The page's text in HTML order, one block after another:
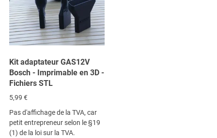
Kit adaptateur GAS12V
Bosch - Imprimable en 3D -
Fichiers STL
5,99€
Pas d'affichage de la TVA, car
petit entrepreneur selon le §19
(1) de la loi sur la TVA.